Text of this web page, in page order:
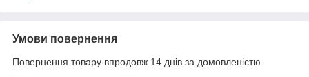
Умови повернення
Повернення товару впродовж 14 днів за домовленістю